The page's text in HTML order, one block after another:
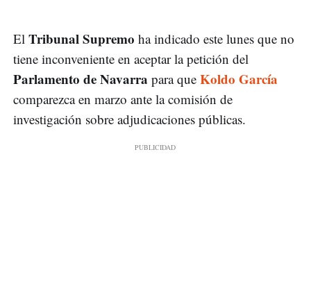
El Tribunal Supremo ha indicado este lunes que no
tiene inconveniente en aceptar la petición del
Parlamento de Navarra para que Koldo García
comparezca en marzo ante la comisión de
investigación sobre adjudicaciones públicas.